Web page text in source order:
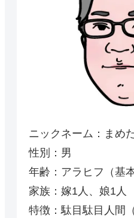
ニックネーム：まめ
性別：男
年齢：アラヒフ（基
家族：嫁1人、娘1人
特徴：駄目駄目人間